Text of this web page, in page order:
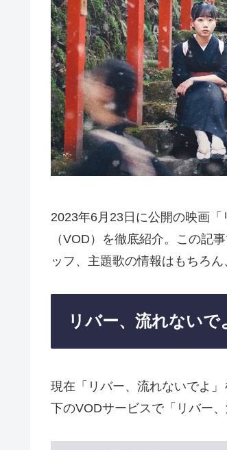
2023年6月23日に公開の映画
（VOD）を徹底紹介。この記
ッフ、主題歌の情報はもちろ
リバー、流れない
現在「リバー、流れないでよ
下のVODサービスで「リバー